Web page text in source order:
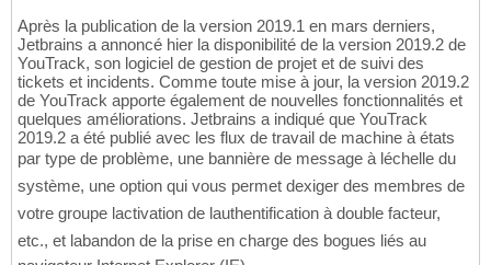
Après la publication de la version 2019.1 en mars derniers,
Jetbrains a annoncé hier la disponibilité de la version 2019.2 de
YouTrack, son logiciel de gestion de projet et de suivi des
tickets et incidents. Comme toute mise à jour, la version 2019.2
de YouTrack apporte également de nouvelles fonctionnalités et
quelques améliorations. Jetbrains a indiqué que YouTrack
2019.2 a été publié avec les flux de travail de machine à états
par type de problème, une bannière de message à léchelle du
système, une option qui vous permet dexiger des membres de
votre groupe lactivation de lauthentification à double facteur,
etc., et labandon de la prise en charge des bogues liés au